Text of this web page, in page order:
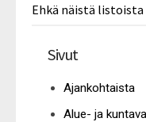
Ehkä näistä
Sivut
Ajankohtaista
Alue- ja